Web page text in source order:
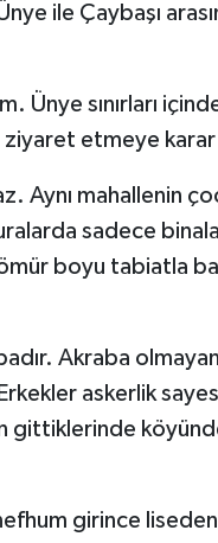
ile Çaybaşı
Ünye sınırları
ziyaret etmeye
Aynı mahallenin
sadece
boyu tabiatla
Akraba
askerlik
gittiklerinde
girince